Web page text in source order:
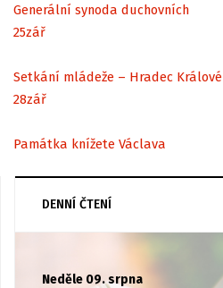
Generální synoda duchovních
25zář
Setkání mládeže – Hradec Králové
28zář
Památka knížete Václava
DENNÍ ČTENÍ
Neděle 09. srpna